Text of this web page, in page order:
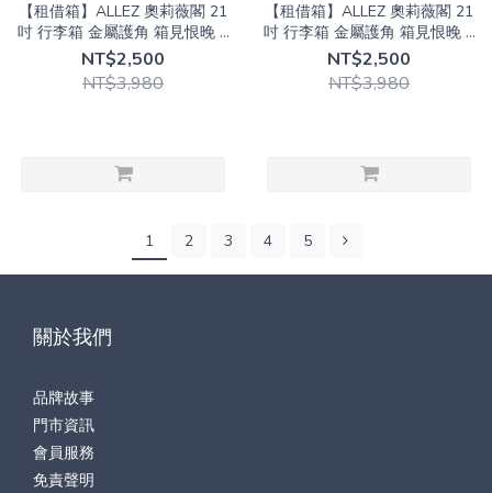
【租借箱】ALLEZ 奧莉薇閣 21
吋 行李箱 金屬護角 箱見恨晚 III
系列｜門市取件專用
NT$2,500
NT$3,980
【租借箱】ALLEZ 奧莉薇閣 21
吋 行李箱 金屬護角 箱見恨晚 III
系列｜宅配專用
NT$2,500
NT$3,980
1 2 3 4 5
關於我們
品牌故事
門市資訊
會員服務
免責聲明